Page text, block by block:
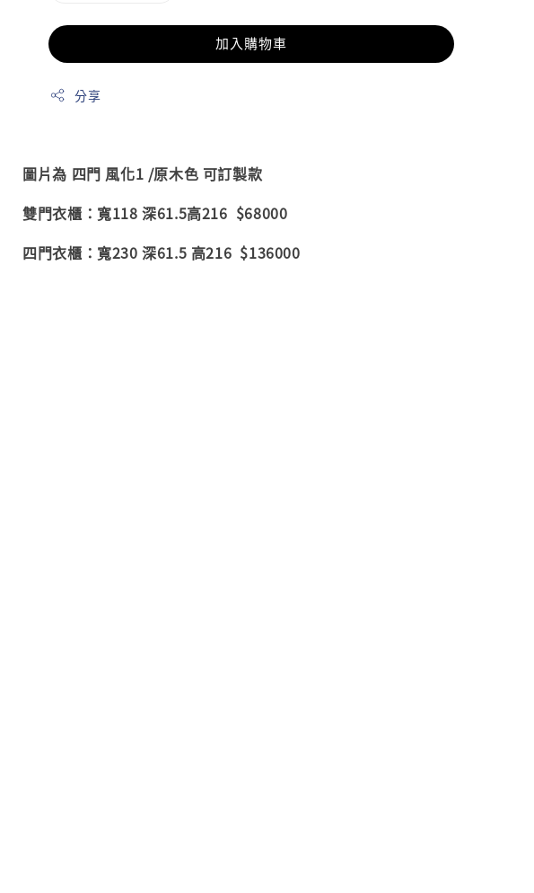
加入購物車
分享
圖片為 四門 風化1 /原木色 可訂製款
雙門衣櫃：寬118 深61.5高216 $68000
四門衣櫃：寬230 深61.5 高216 $136000